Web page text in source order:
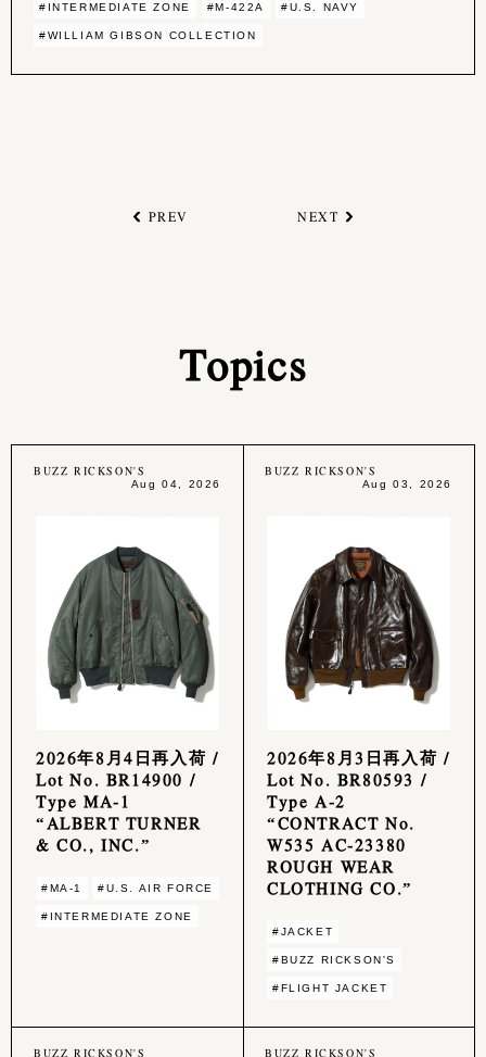
#INTERMEDIATE ZONE #M-422A #U.S. NAVY
#WILLIAM GIBSON COLLECTION
PREV NEXT
Topics
BUZZ RICKSON'S
Aug 04, 2026
2026年8月4日再入荷 /
Lot No. BR14900 /
Type MA-1
“ALBERT TURNER
& CO., INC.”
#MA-1 #U.S. AIR FORCE
#INTERMEDIATE ZONE
BUZZ RICKSON'S
Aug 03, 2026
2026年8月3日再入荷 /
Lot No. BR80593 /
Type A-2
“CONTRACT No.
W535 AC-23380
ROUGH WEAR
CLOTHING CO.”
#JACKET
#BUZZ RICKSON'S
#FLIGHT JACKET
BUZZ RICKSON'S BUZZ RICKSON'S